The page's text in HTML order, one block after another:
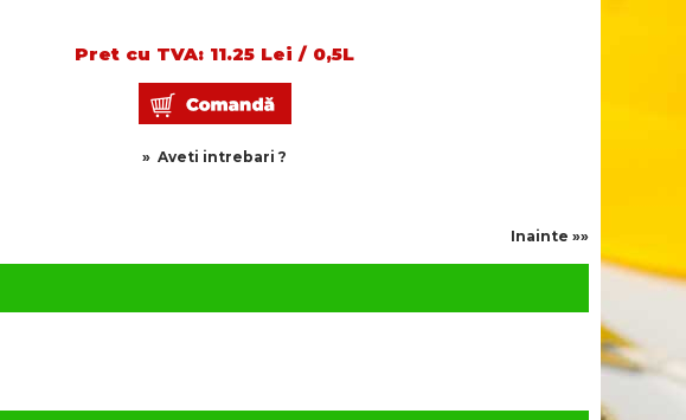
Pret cu TVA: 11.25 Lei / 0,5L
» Aveti intrebari ?
Inainte »»